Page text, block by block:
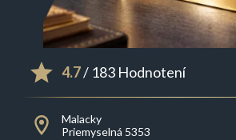
4.7/ 183 Hodnotení
Malacky
Priemyselná 5353